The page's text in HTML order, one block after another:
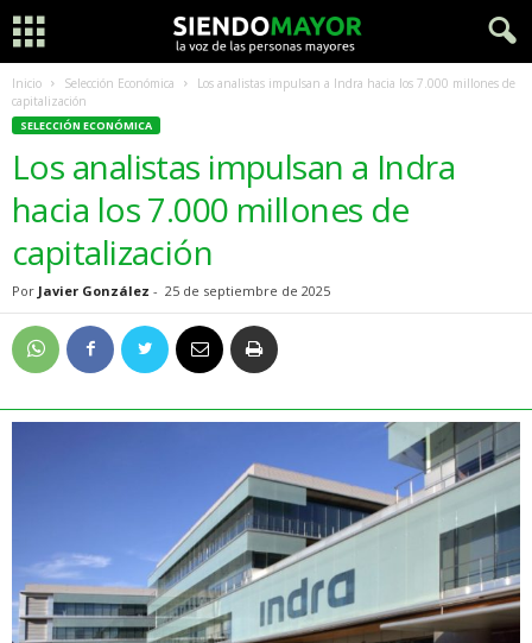
Inicio Selección Económica
Los analistas impulsan a Indra hacia los 7.000 millones de
capitalización
SELECCIÓN ECONÓMICA
Los analistas impulsan a Indra
hacia los 7.000 millones de
capitalización
Por Javier González - 25 de septiembre de 2025